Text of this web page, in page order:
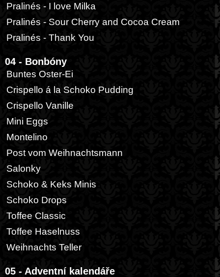
Pralinés - I love Milka
Pralinés - Sour Cherry and Cocoa Cream
Pralinés - Thank You
04 - Bonbóny
Buntes Oster-Ei
Crispello á la Schoko Pudding
Crispello Vanille
Mini Eggs
Montelino
Post vom Weihnachtsmann
Salonky
Schoko & Keks Minis
Schoko Drops
Toffee Classic
Toffee Haselnuss
Weihnachts Teller
05 - Adventní kalendáře